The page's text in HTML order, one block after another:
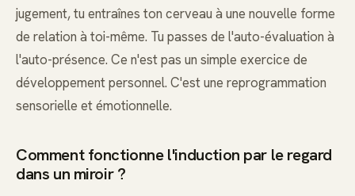
jugement, tu entraînes ton cerveau à une nouvelle forme
de relation à toi-même. Tu passes de l'auto-évaluation à
l'auto-présence. Ce n'est pas un simple exercice de
développement personnel. C'est une reprogrammation
sensorielle et émotionnelle.
Comment fonctionne l'induction par le regard
dans un miroir ?